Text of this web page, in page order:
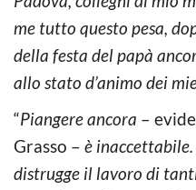
me tutto questo pesa,
della festa del papà
allo stato d’animo dei
“Piangere ancora –
Grasso – è
distrugge il lavoro di